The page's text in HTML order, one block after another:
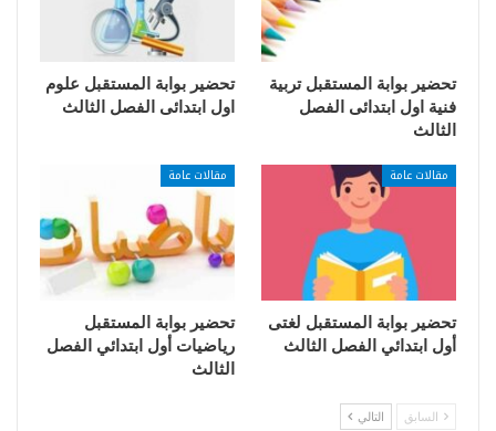
تحضير بوابة المستقبل تربية
فنية اول ابتدائى الفصل
الثالث
تحضير بوابة المستقبل علوم
اول ابتدائى الفصل الثالث
مقالات عامة
تحضير بوابة المستقبل لغتى
أول ابتدائي الفصل الثالث
مقالات عامة
تحضير بوابة المستقبل
رياضيات أول ابتدائي الفصل
الثالث
السابق التالي